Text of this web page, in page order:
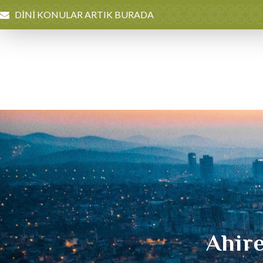
DİNİ KONULAR ARTIK BURADA